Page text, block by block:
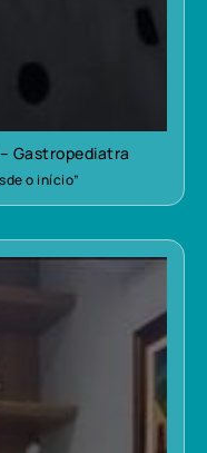
Gastropediatra
o início”